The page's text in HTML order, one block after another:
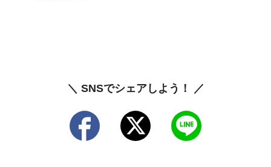
＼ SNSでシェアしよう！ ／